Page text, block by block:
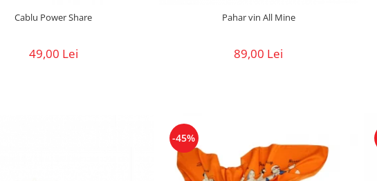
Cablu Power Share
49,00 Lei
Pahar vin All Mine
89,00 Lei
-45%